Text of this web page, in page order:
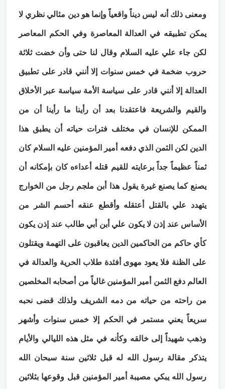
ومعنى ذلك أنه ليس ديناً واقعياً وإنما هو دين مثالي نظري لا
يمكن تطبيقه في العدالة المعاصرة وفي الحكم المعاصر
لكن جاء علي عليه السلام وقال لنا حتى وأن خضت ثلاثة
حروب ضخمة في خمس سنوات إلا أنني قادر على تطبيق
العدالة إلا أنني قادر على سياسة الأمة سياسة عبر الأخلاق
والقيم والشريعة فاعتقدنا بعد أن رأينا ما رأينا أن من
الممكن للإنسان في مختلف فترات حياته أن يطبق هذا
الدين لكن الثمن الذي دفعه أمير المؤمنين عليه السلام كان
ثمناً عظيماً جداً برعايته للقيم قتله أعداءه كان بإمكانه أن
يصنع كما يصنع غيرة يقول هذا أبن ملجم رجل من الخوارج
يتهدد علي بالقتل أعتقله وأقطع عنقه أحسم الشر من
الأساس عند إذن لا يكون علي أبن أبي طالب عند إذن يكون
كأي حاكم من الحاكمين الدين يعاقبون على التهمة ويقتلون
على الظنة فلا يعود مهوى أفئدة طلاب الحرية والعدالة في
العالم دفع الثمن أمير المؤمنين غالياً من أصحابه المخلصين
من راحته من حياته من دمه الشريف ولذلك قضى نحبه
سريعاً يعني مستمر في الحكم إلا خمس سنوات وأشهر
وذهب شهيداً إلى خالقه وكأنه في مثل هذه الليالي والأيام
يتذكر مقالة رسول الله له قبل ثلاثين سنة سبحان الله
رسول الله يبكي مصيبة أمير المؤمنين قبل وقوعها بثلاثين